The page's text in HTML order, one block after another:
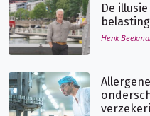
De
belasting
Henk